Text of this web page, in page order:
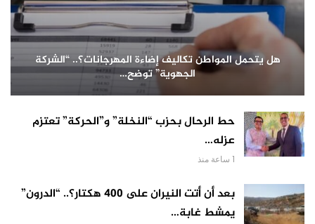
هل يتحمل المواطن تكاليف إضاءة المهرجانات؟.. “الشركة
الجهوية” توضح…
حط الرحال بحزب “النخلة” و”الحركة” تعتزم
عزله…
1 ساعة منذ
بعد أن أتت النيران على 400 هكتار؟.. “الدرون”
يمشط غابة…